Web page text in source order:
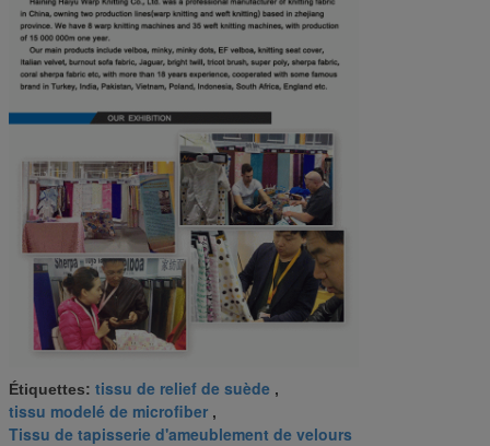
Étiquettes: tissu de relief de suède ,
tissu modelé de microfiber ,
Tissu de tapisserie d'ameublement de velours